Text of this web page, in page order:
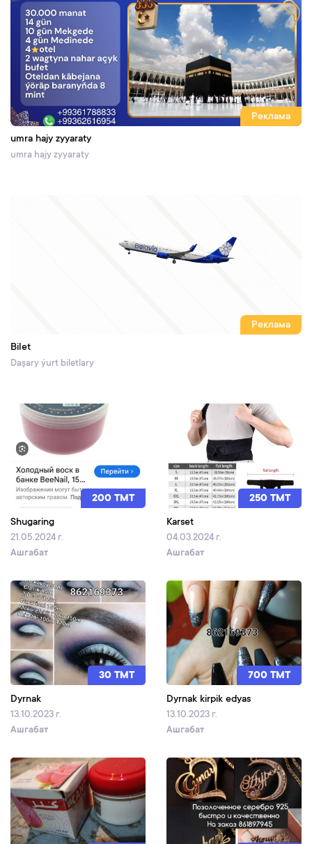
Реклама
umra hajy zyyaraty
umra hajy zyyaraty
Реклама
Bilet
Daşary ýurt biletlary
200 TMT
Shugaring
21.05.2024 г.
Ашгабат
250 TMT
Karset
04.03.2024 г.
Ашгабат
30 TMT
Dyrnak
13.10.2023 г.
Ашгабат
700 TMT
Dyrnak kirpik edyas
13.10.2023 г.
Ашгабат